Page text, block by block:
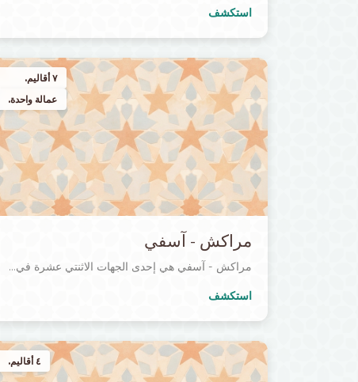
استكشف
٧ أقاليم.
عمالة واحدة.
مراكش - آسفي
مراكش - آسفي هي إحدى الجهات الاثنتي عشرة في...
استكشف
٤ أقاليم.